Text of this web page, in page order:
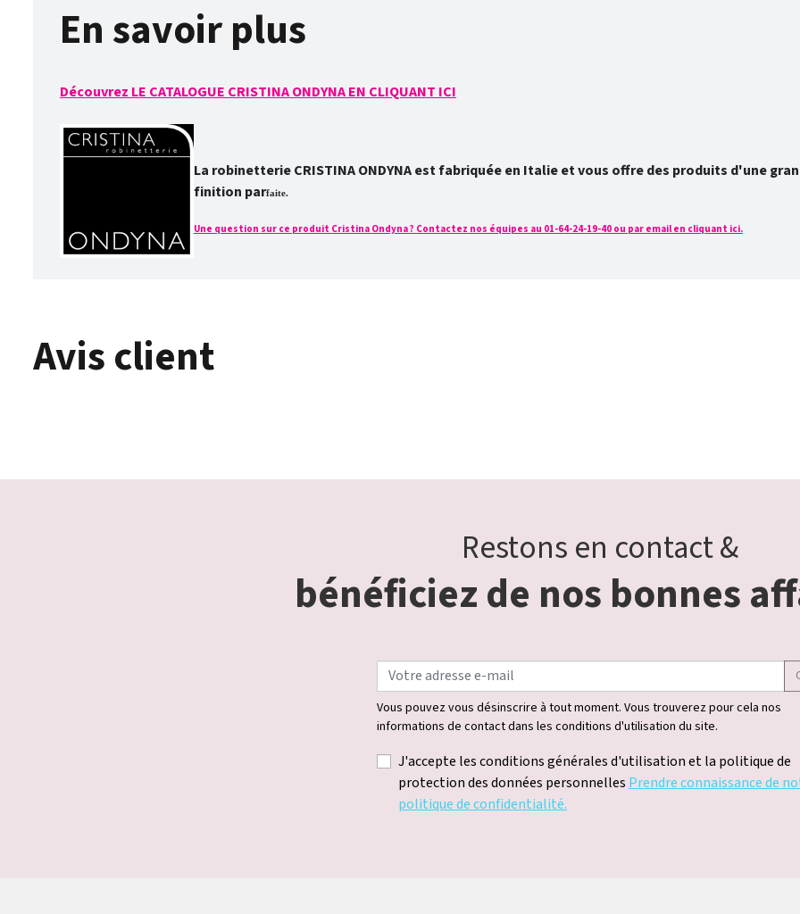
En savoir plus
Découvrez LE CATALOGUE CRISTINA ONDYNA EN CLIQUANT ICI
La robinetterie CRISTINA ONDYNA est fabriquée en Italie et vous offre des produits d'une
finition parfaite.
Une question sur ce produit Cristina Ondyna ? Contactez nos équipes au 01-64-24-19-40 ou par email en cliquant ici.
Avis client
Restons en contact &
bénéficiez de nos bonnes
Vous pouvez vous désinscrire à tout moment. Vous trouverez pour cela nos
informations de contact dans les conditions d'utilisation du site.
J'accepte les conditions générales d'utilisation et la politique de
protection des données personnelles Prendre connaissance de
politique de confidentialité.